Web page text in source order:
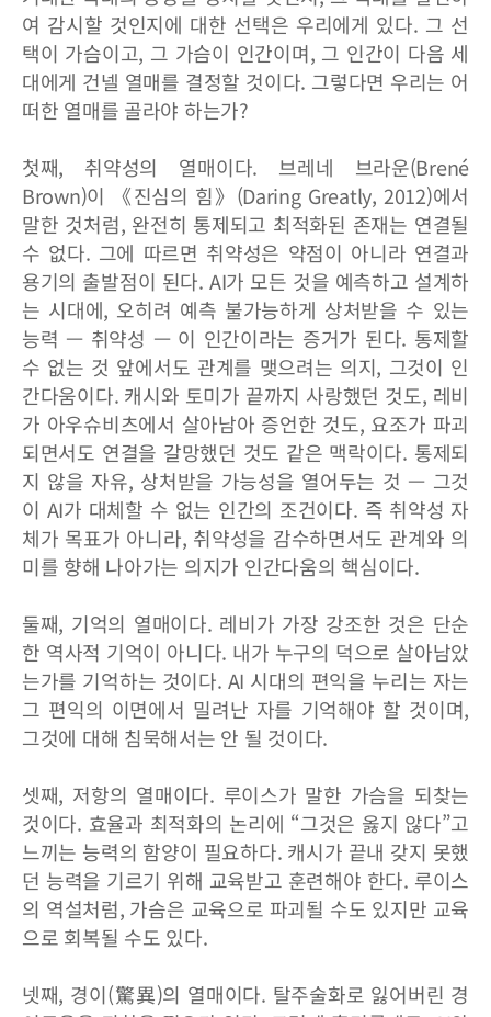
여 감시할 것인지에 대한 선택은 우리에게 있다. 그 선
택이 가슴이고, 그 가슴이 인간이며, 그 인간이 다음 세
대에게 건넬 열매를 결정할 것이다. 그렇다면 우리는 어
떠한 열매를 골라야 하는가?
첫째, 취약성의 열매이다. 브레네 브라운(Brené
Brown)이 《진심의 힘》(Daring Greatly, 2012)에서
말한 것처럼, 완전히 통제되고 최적화된 존재는 연결될
수 없다. 그에 따르면 취약성은 약점이 아니라 연결과
용기의 출발점이 된다. AI가 모든 것을 예측하고 설계하
는 시대에, 오히려 예측 불가능하게 상처받을 수 있는
능력 — 취약성 — 이 인간이라는 증거가 된다. 통제할
수 없는 것 앞에서도 관계를 맺으려는 의지, 그것이 인
간다움이다. 캐시와 토미가 끝까지 사랑했던 것도, 레비
가 아우슈비츠에서 살아남아 증언한 것도, 요조가 파괴
되면서도 연결을 갈망했던 것도 같은 맥락이다. 통제되
지 않을 자유, 상처받을 가능성을 열어두는 것 — 그것
이 AI가 대체할 수 없는 인간의 조건이다. 즉 취약성 자
체가 목표가 아니라, 취약성을 감수하면서도 관계와 의
미를 향해 나아가는 의지가 인간다움의 핵심이다.
둘째, 기억의 열매이다. 레비가 가장 강조한 것은 단순
한 역사적 기억이 아니다. 내가 누구의 덕으로 살아남았
는가를 기억하는 것이다. AI 시대의 편익을 누리는 자는
그 편익의 이면에서 밀려난 자를 기억해야 할 것이며,
그것에 대해 침묵해서는 안 될 것이다.
셋째, 저항의 열매이다. 루이스가 말한 가슴을 되찾는
것이다. 효율과 최적화의 논리에 “그것은 옳지 않다”고
느끼는 능력의 함양이 필요하다. 캐시가 끝내 갖지 못했
던 능력을 기르기 위해 교육받고 훈련해야 한다. 루이스
의 역설처럼, 가슴은 교육으로 파괴될 수도 있지만 교육
으로 회복될 수도 있다.
넷째, 경이(驚異)의 열매이다. 탈주술화로 잃어버린 경